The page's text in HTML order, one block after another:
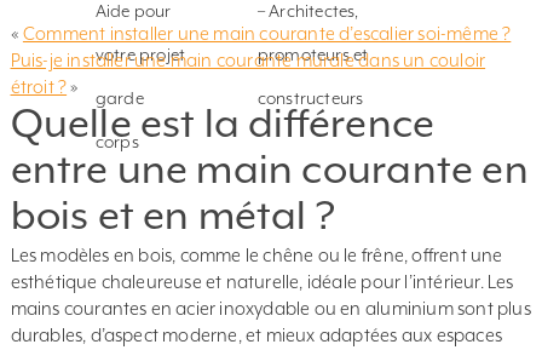
Aide pour
votre projet
garde
corps
– Architectes,
promoteurs et
constructeurs
« Comment installer une main courante d’escalier soi-même ?
Puis-je installer une main courante murale dans un couloir
étroit ?»
Quelle est la différence
entre une main courante en
bois et en métal ?
Les modèles en bois, comme le chêne ou le frêne, offrent une
esthétique chaleureuse et naturelle, idéale pour l’intérieur. Les
mains courantes en acier inoxydable ou en aluminium sont plus
durables, d’aspect moderne, et mieux adaptées aux espaces